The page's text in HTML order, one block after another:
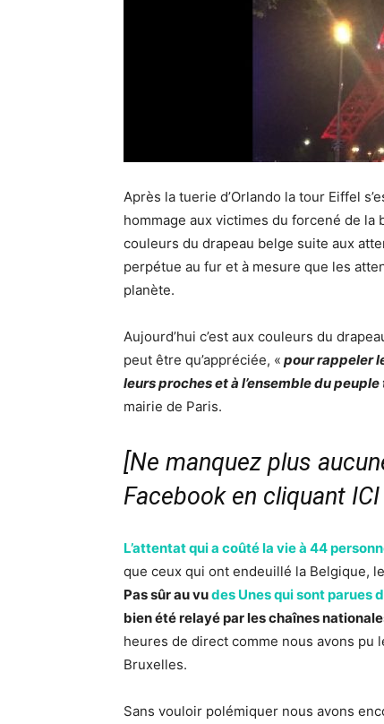
Après la tuerie d’Orlando la tour Eiffel
hommage aux victimes du forcené de
couleurs du drapeau belge suite aux
perpétue au fur et à mesure que les
planète.
Aujourd’hui c’est aux couleurs du
peut être qu’appréciée, « pour rappeler
leurs proches et à l’ensemble du
mairie de Paris.
[Ne manquez plus
Facebook en cliquant
L’attentat qui a coûté la vie à 44
que ceux qui ont endeuillé la Belgique,
Pas sûr au vudes Unes qui sont parues
bien été relayé par les chaînes
heures de direct comme nous avons pu
Bruxelles.
Sans vouloir polémiquer nous avons